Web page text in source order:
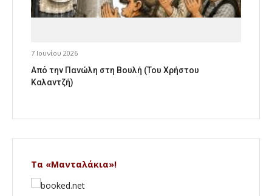
7 Ιουνίου 2026
Από την Πανώλη στη Βουλή (Του Χρήστου
Καλαντζή)
Τα «Μανταλάκια»!